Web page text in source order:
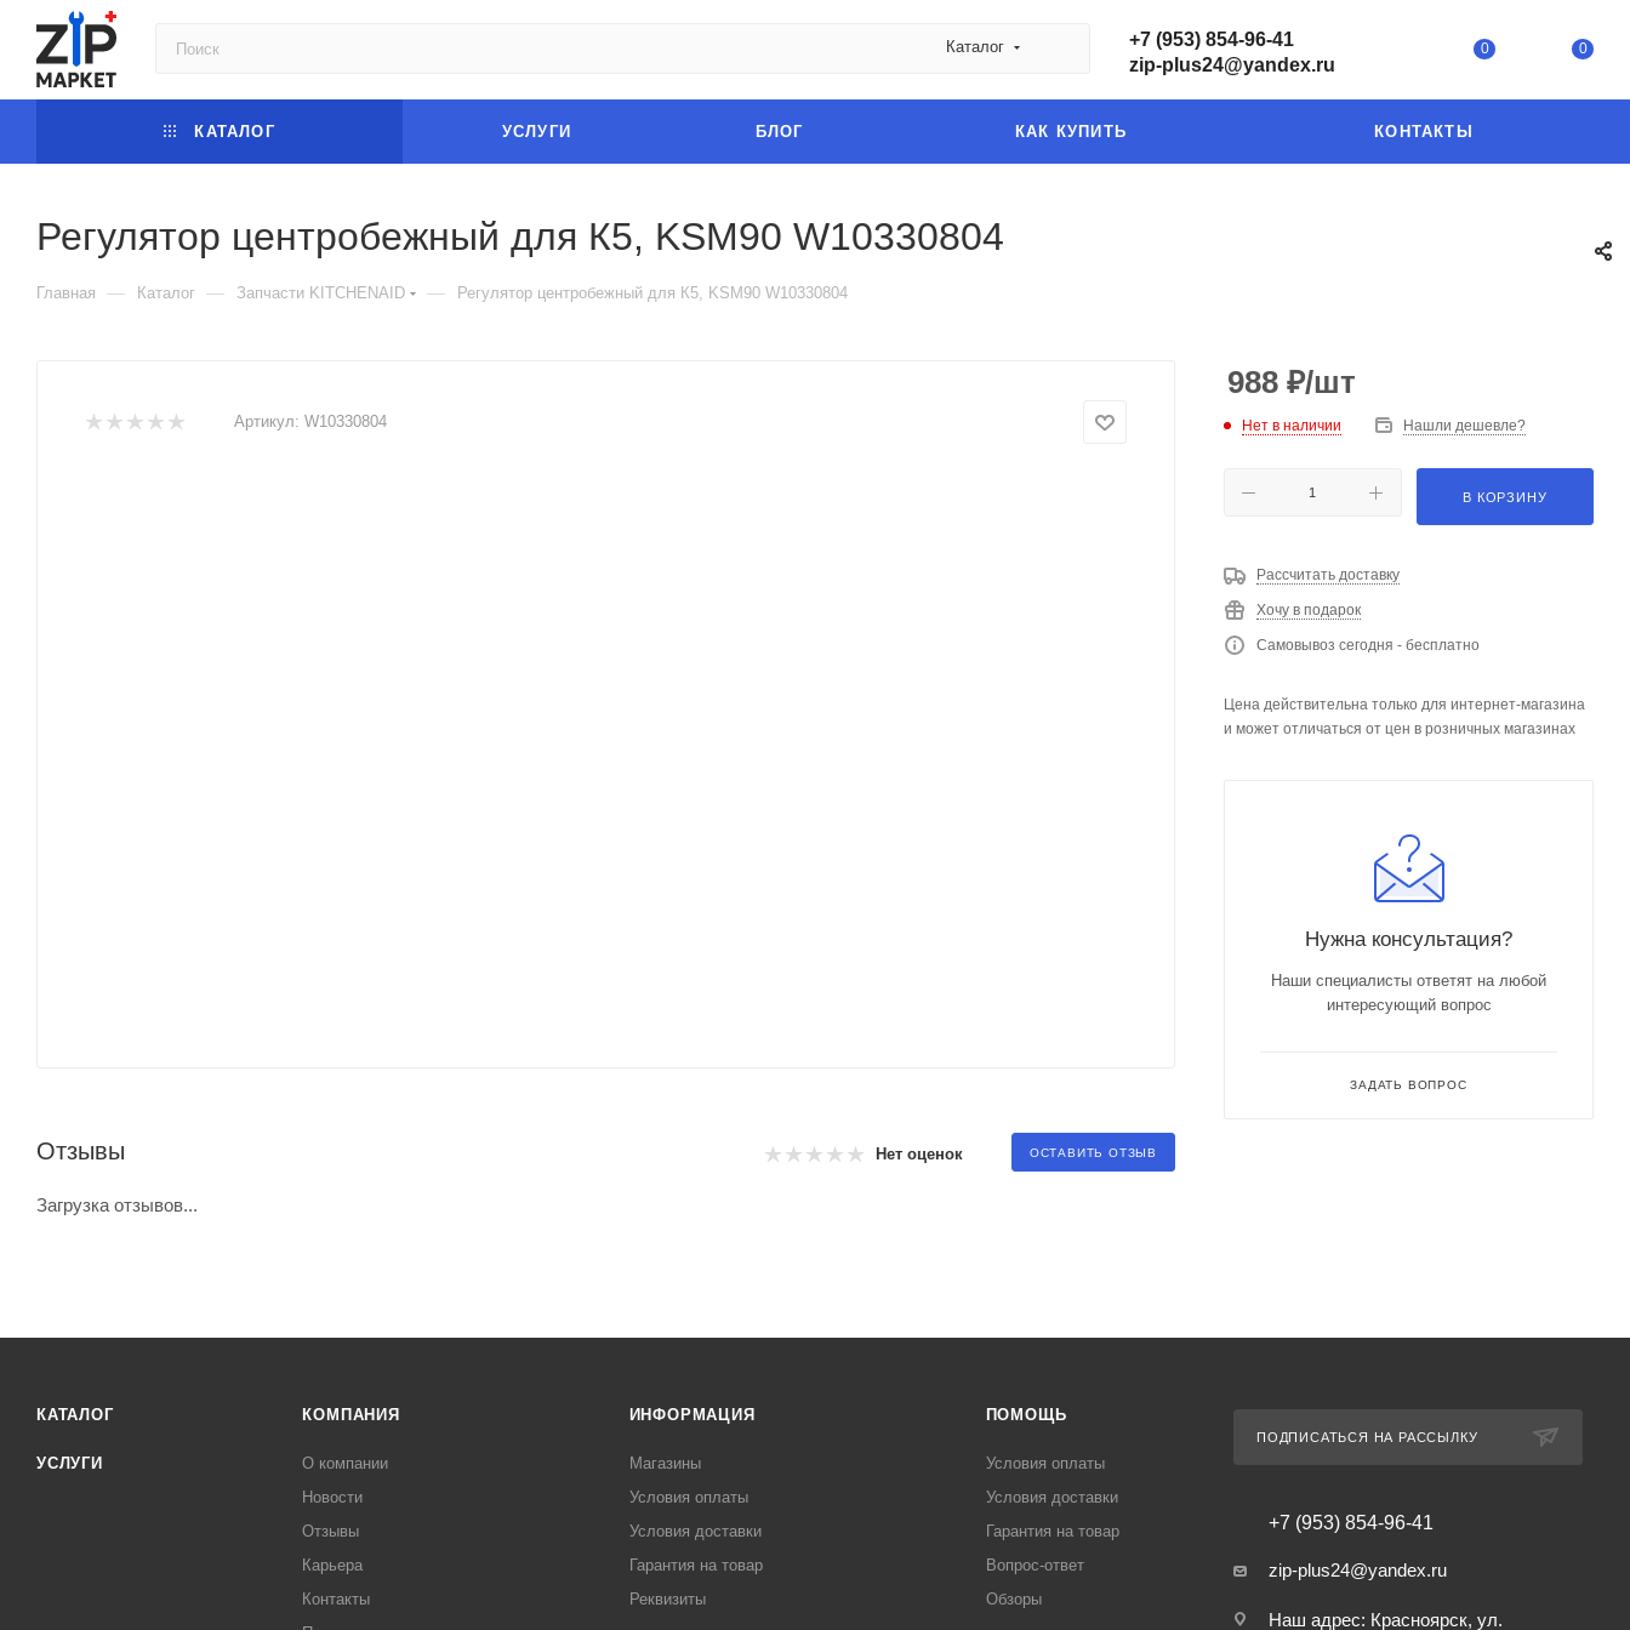
Каталог
+7 (953) 854-96-41
zip-plus24@yandex.ru
0 0
КАТАЛОГ УСЛУГИ БЛОГ КАК КУПИТЬ КОНТАКТЫ
Регулятор центробежный для К5, KSM90 W10330804
Главная — Каталог — Запчасти KITCHENAID — Регулятор центробежный для К5, KSM90 W10330804
Артикул: W10330804
Отзывы Нет оценок ОСТАВИТЬ ОТЗЫВ
Загрузка отзывов...
988 ₽/шт
Нет в наличии Нашли дешевле?
В КОРЗИНУ
Рассчитать доставку
Хочу в подарок
Самовывоз сегодня - бесплатно
Цена действительна только для интернет-магазина
и может отличаться от цен в розничных магазинах
Нужна консультация?
Наши специалисты ответят на любой
интересующий вопрос
ЗАДАТЬ ВОПРОС
КАТАЛОГ
УСЛУГИ
КОМПАНИЯ
О компании
Новости
Отзывы
Карьера
Контакты
ИНФОРМАЦИЯ
Магазины
Условия оплаты
Условия доставки
Гарантия на товар
Реквизиты
ПОМОЩЬ
Условия оплаты
Условия доставки
Гарантия на товар
Вопрос-ответ
Обзоры
ПОДПИСАТЬСЯ НА РАССЫЛКУ
+7 (953) 854-96-41
zip-plus24@yandex.ru
Наш адрес: Красноярск, ул.